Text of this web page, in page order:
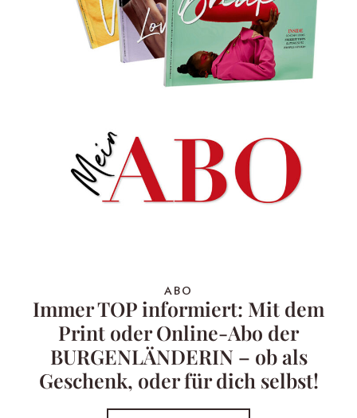
ABO
Immer TOP informiert: Mit dem
Print oder Online-Abo der
BURGENLÄNDERIN – ob als
Geschenk, oder für dich selbst!